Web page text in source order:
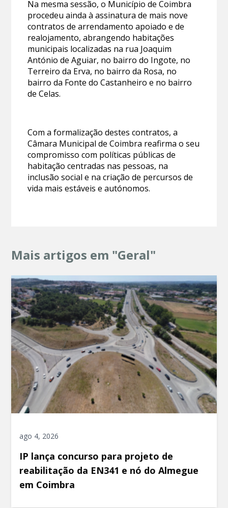
Na mesma sessão, o Município de Coimbra
procedeu ainda à assinatura de mais nove
contratos de arrendamento apoiado e de
realojamento, abrangendo habitações
municipais localizadas na rua Joaquim
António de Aguiar, no bairro do Ingote, no
Terreiro da Erva, no bairro da Rosa, no
bairro da Fonte do Castanheiro e no bairro
de Celas.
Com a formalização destes contratos, a
Câmara Municipal de Coimbra reafirma o seu
compromisso com políticas públicas de
habitação centradas nas pessoas, na
inclusão social e na criação de percursos de
vida mais estáveis e autónomos.
Mais artigos em "Geral"
ago 4, 2026
IP lança concurso para projeto de
reabilitação da EN341 e nó do Almegue
em Coimbra